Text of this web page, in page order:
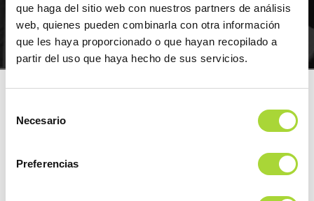
que haga del sitio web con nuestros partners de análisis
web, quienes pueden combinarla con otra información
que les haya proporcionado o que hayan recopilado a
partir del uso que haya hecho de sus servicios.
Necesario
Preferencias
El órgano ejecutivo de la Asociación recae en la
DIRECTIVA
JUNTA
1
20 AÑOS DEL PRIMER BIOSIMILAR
“Nadie imaginaba algo SIMILAR”: Los biosimilares celebran